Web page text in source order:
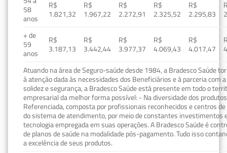
58
anos
R$
1.821,32
R$
1.967,22
R$
2.272,91
R$
2.325,52
R$
2.295,83
+ de
59
anos
R$
3.187,13
R$
3.442,44
R$
3.977,37
R$
4.069,43
R$
4.017,47
Atuando na área de Seguro-saúde desde 1984, a Bradesco Saúde
à atenção dada às necessidades dos Beneficiários e à parceria com
solidez e segurança, a Bradesco Saúde está presente em todo o
empresarial da melhor forma possível: - Na diversidade dos
Referenciada, composta por profissionais reconhecidos e centros
do sistema de atendimento, por meio de constantes investimentos
tecnologia empregada em suas operações. A Bradesco Saúde é
de planos de saúde na modalidade pós-pagamento. Tudo isso
a excelência de seus produtos.